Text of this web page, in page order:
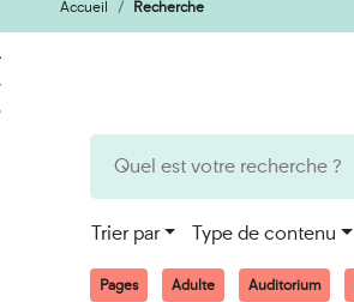
Aller
au
contenu
Aller
à
la
Accueil Recherche
Trier par Type de contenu
Pages Adulte Auditorium